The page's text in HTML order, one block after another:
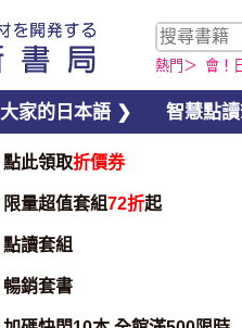
熱門＞ 會！
大家的日本語 ❯ 智慧點
點此領取折價券
限量超值套組72折起
點讀套組
暢銷套書